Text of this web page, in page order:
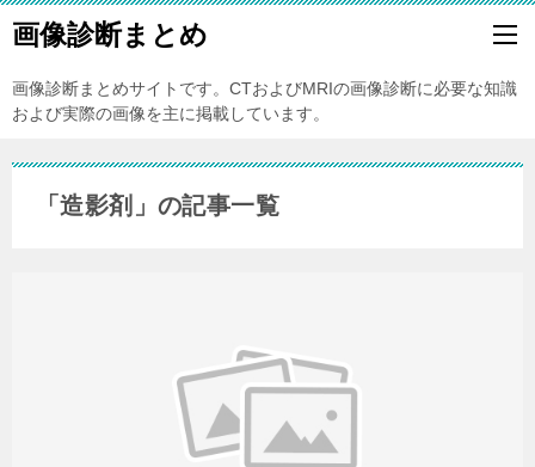
画像診断まとめ
画像診断まとめサイトです。CTおよびMRIの画像診断に必要な知識
および実際の画像を主に掲載しています。
「造影剤」の記事一覧